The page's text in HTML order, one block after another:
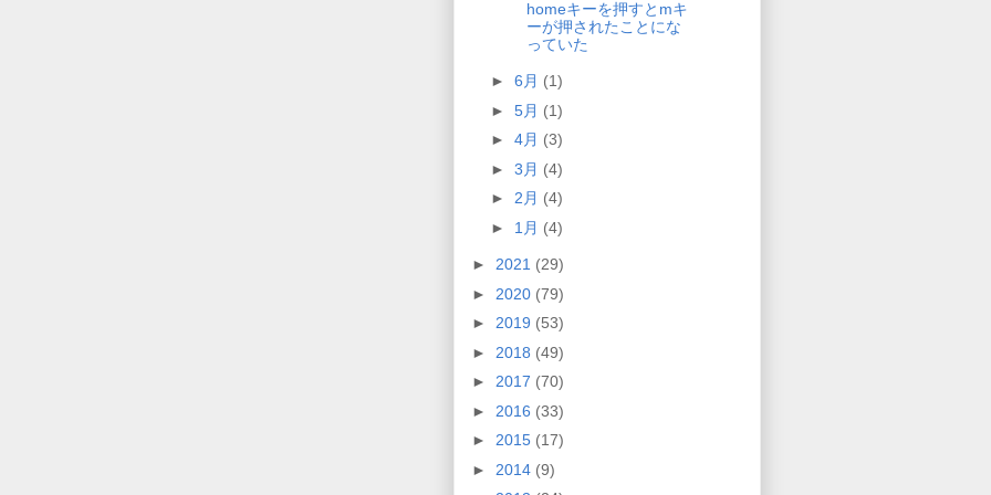
homeキーを押すとmキ
ーが押されたことにな
っていた
► 6月 (1)
► 5月 (1)
► 4月 (3)
► 3月 (4)
► 2月 (4)
► 1月 (4)
► 2021 (29)
► 2020 (79)
► 2019 (53)
► 2018 (49)
► 2017 (70)
► 2016 (33)
► 2015 (17)
► 2014 (9)